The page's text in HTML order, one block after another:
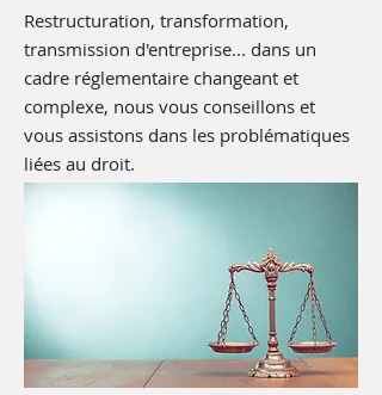
Restructuration, transformation,
transmission d'entreprise... dans un
cadre réglementaire changeant et
complexe, nous vous conseillons et
vous assistons dans les problématiques
liées au droit.